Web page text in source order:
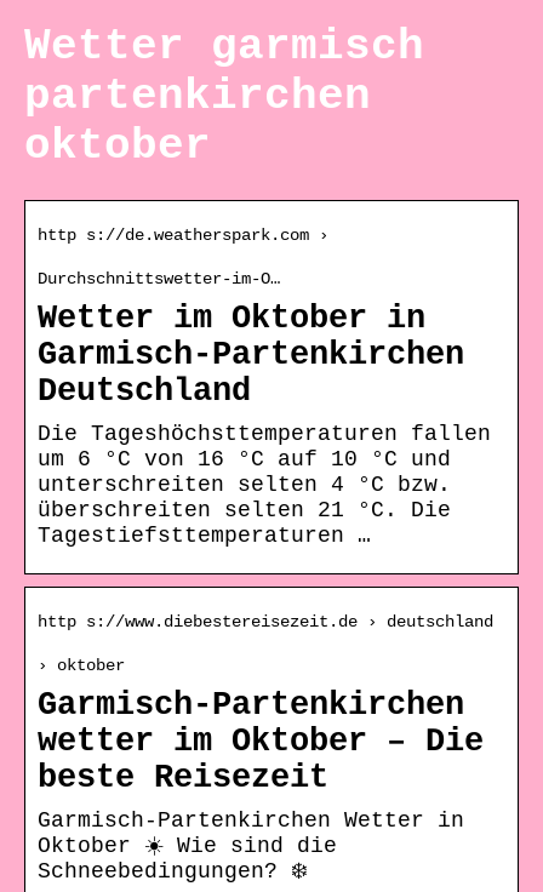
Wetter garmisch
partenkirchen
oktober
http s://de.weatherspark.com ›
Durchschnittswetter-im-O…
Wetter im Oktober in
Garmisch-Partenkirchen
Deutschland
Die Tageshöchsttemperaturen fallen
um 6 °C von 16 °C auf 10 °C und
unterschreiten selten 4 °C bzw.
überschreiten selten 21 °C. Die
Tagestiefsttemperaturen …
http s://www.diebestereisezeit.de › deutschland
› oktober
Garmisch-Partenkirchen
wetter im Oktober – Die
beste Reisezeit
Garmisch-Partenkirchen Wetter in
Oktober ☀️ Wie sind die
Schneebedingungen? ❄️